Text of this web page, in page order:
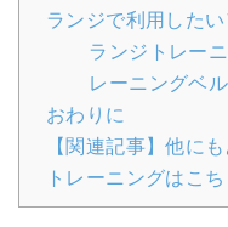
ランジで利用した
ランジトレー
レーニングベル
おわりに
【関連記事】他に
トレーニングはこち